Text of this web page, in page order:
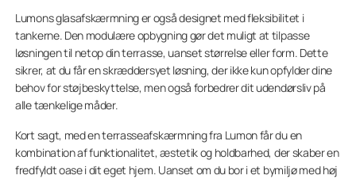
Lumons glasafskærmning er også designet med fleksibilitet i
tankerne. Den modulære opbygning gør det muligt at tilpasse
løsningen til netop din terrasse, uanset størrelse eller form. Dette
sikrer, at du får en skræddersyet løsning, der ikke kun opfylder dine
behov for støjbeskyttelse, men også forbedrer dit udendørsliv på
alle tænkelige måder.
Kort sagt, med en terrasseafskærmning fra Lumon får du en
kombination af funktionalitet, æstetik og holdbarhed, der skaber en
fredfyldt oase i dit eget hjem. Uanset om du bor i et bymiljø med høj